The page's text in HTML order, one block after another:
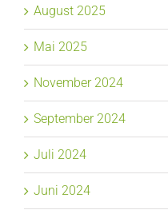
August 2025
Mai 2025
November 2024
September 2024
Juli 2024
Juni 2024